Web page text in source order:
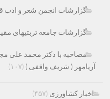
گزارشات انجمن شعر و ادب
گزارشات جامعه تربتیهای
مصاحبه با دکتر محمد علی
آریامهر ( شریف واقفی ) (۱۰۷)
اخبار کشاورزی (۴۵۷)